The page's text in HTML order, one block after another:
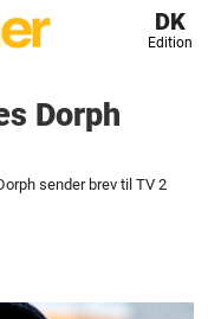
DK
Edition
Dorph
sender brev til TV 2